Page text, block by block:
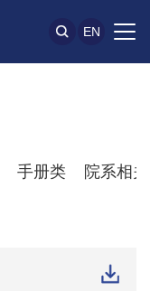
EN
手册类 院系相